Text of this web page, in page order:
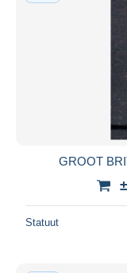
GROOT
Statuut